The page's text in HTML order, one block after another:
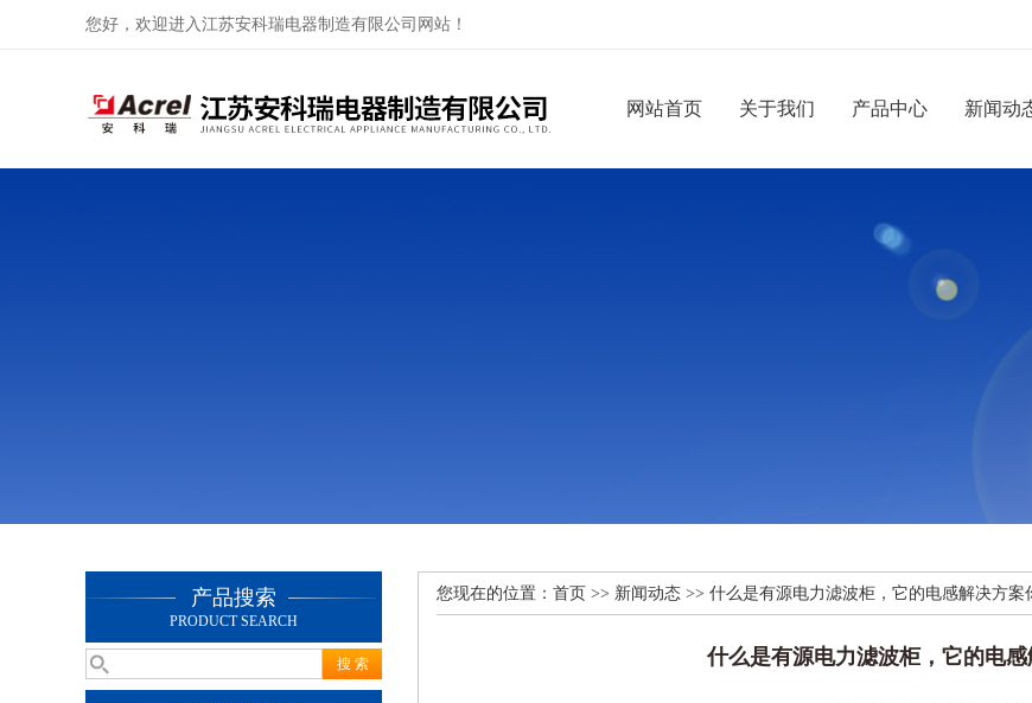
您好，欢迎进入江苏安科瑞电器制造有限公司网站！
网站首页 关于我们 产品中心 新闻动
产品搜索
PRODUCT SEARCH
您现在的位置： 首页 >> 新闻动态 >> 什么是有源电力滤波柜，它的电感解决方案
什么是有源电力滤波柜，它的电